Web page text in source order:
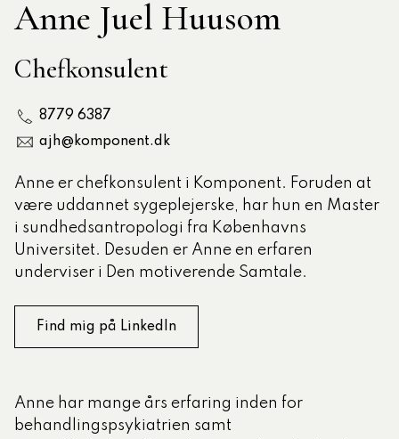
Anne Juel Huusom
Chefkonsulent
8779 6387
ajh@komponent.dk
Anne er chefkonsulent i Komponent. Foruden at
være uddannet sygeplejerske, har hun en Master
i sundhedsantropologi fra Københavns
Universitet. Desuden er Anne en erfaren
underviser i Den motiverende Samtale.
Find mig på LinkedIn
Anne har mange års erfaring inden for
behandlingspsykiatrien samt
moduler – Kommunom